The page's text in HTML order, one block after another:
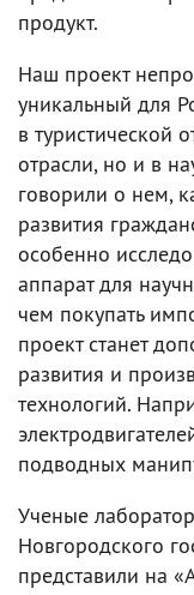
продукт.
Наш проект
уникальный для
в туристической
отрасли, но и в
говорили о нем,
развития
особенно
аппарат для
чем покупать
проект станет
развития и
технологий.
подводных
Ученые
Новгородского
представили на